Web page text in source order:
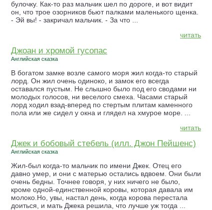
булочку. Как-то раз мальчик шел по дороге, и вот видит
он, что трое озорников бьют палками маленького щенка.
- Эй вы! - закричал мальчик. - За что ...
читать
Джоан и хромой гусопас
Английская сказка
В богатом замке возле самого моря жил когда-то старый
лорд. Он жил очень одиноко, и замок его всегда
оставался пустым. Не слышно было под его сводами ни
молодых голосов, ни веселого смеха. Часами старый
лорд ходил взад-вперед по стертым плитам каменного
пола или же сидел у окна и глядел на хмурое море. ...
читать
Джек и бобовый стебель (илл. Джон Пейшенс)
Английская сказка
Жил-был когда-то мальчик по имени Джек. Отец его
давно умер, и они с матерью остались вдвоем. Они были
очень бедны. Точнее говоря, у них ничего не было,
кроме одной-единственной коровы, которая давала им
молоко.Но, увы, настал день, когда корова перестала
доиться, и мать Джека решила, что лучше уж тогда ...